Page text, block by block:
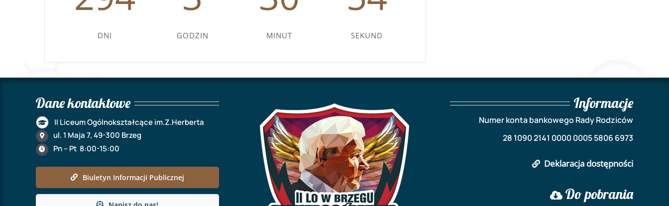
DNI GODZIN MINUT SEKUND
Dane kontaktowe
II Liceum Ogólnokształcące im.Z.Herberta
ul. 1 Maja 7, 49-300 Brzeg
Pn – Pt 8:00-15:00
Biuletyn Informacji Publicznej
Informacje
Numer konta bankowego Rady Rodziców
28 1090 2141 0000 0005 5806 6973
Deklaracja dostępności
Do pobrania